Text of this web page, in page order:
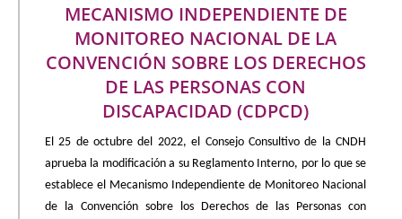
MECANISMO INDEPENDIENTE DE
MONITOREO NACIONAL DE LA
CONVENCIÓN SOBRE LOS DERECHOS
DE LAS PERSONAS CON
DISCAPACIDAD (CDPCD)
El 25 de octubre del 2022, el Consejo Consultivo de la CNDH
aprueba la modificación a su Reglamento Interno, por lo que se
establece el Mecanismo Independiente de Monitoreo Nacional
de la Convención sobre los Derechos de las Personas con